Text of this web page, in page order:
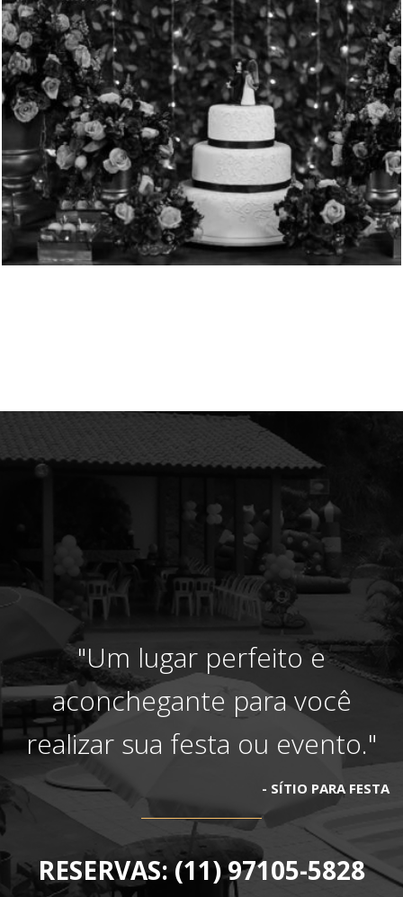
"Um lugar perfeito e
aconchegante para você
realizar sua festa ou evento."
SÍTIO PARA FESTA
RESERVAS: (11) 97105-5828